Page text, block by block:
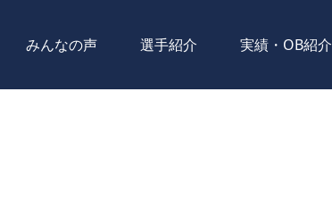
みんなの声 選手紹介 実績・OB紹介